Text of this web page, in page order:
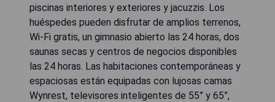
piscinas interiores y exteriores y jacuzzis. Los
huéspedes pueden disfrutar de amplios terrenos,
Wi-Fi gratis, un gimnasio abierto las 24 horas, dos
saunas secas y centros de negocios disponibles
las 24 horas. Las habitaciones contemporáneas y
espaciosas están equipadas con lujosas camas
Wynrest, televisores inteligentes de 55” y 65”,